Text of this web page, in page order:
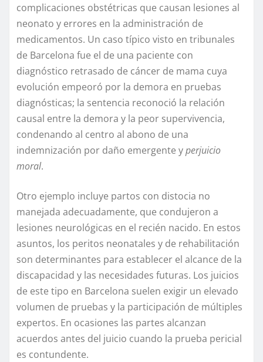
complicaciones obstétricas que causan lesiones al
neonato y errores en la administración de
medicamentos. Un caso típico visto en tribunales
de Barcelona fue el de una paciente con
diagnóstico retrasado de cáncer de mama cuya
evolución empeoró por la demora en pruebas
diagnósticas; la sentencia reconoció la relación
causal entre la demora y la peor supervivencia,
condenando al centro al abono de una
indemnización por daño emergente yperjuicio
moral.
Otro ejemplo incluye partos con distocia no
manejada adecuadamente, que condujeron a
lesiones neurológicas en el recién nacido. En estos
asuntos, los peritos neonatales y de rehabilitación
son determinantes para establecer el alcance de la
discapacidad y las necesidades futuras. Los juicios
de este tipo en Barcelona suelen exigir un elevado
volumen de pruebas y la participación de múltiples
expertos. En ocasiones las partes alcanzan
acuerdos antes del juicio cuando la prueba pericial
es contundente.